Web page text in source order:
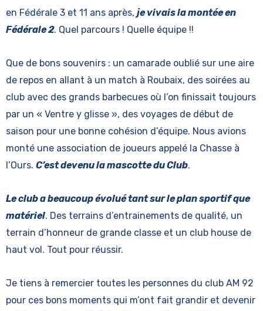
en Fédérale 3 et 11 ans après, je vivais la montée en
Fédérale 2. Quel parcours ! Quelle équipe !!
Que de bons souvenirs : un camarade oublié sur une aire
de repos en allant à un match à Roubaix, des soirées au
club avec des grands barbecues où l’on finissait toujours
par un « Ventre y glisse », des voyages de début de
saison pour une bonne cohésion d’équipe. Nous avions
monté une association de joueurs appelé la Chasse à
l’Ours. C’est devenu la mascotte du Club.
Le club a beaucoup évolué tant sur le plan sportif que
matériel. Des terrains d’entrainements de qualité, un
terrain d’honneur de grande classe et un club house de
haut vol. Tout pour réussir.
Je tiens à remercier toutes les personnes du club AM 92
pour ces bons moments qui m’ont fait grandir et devenir